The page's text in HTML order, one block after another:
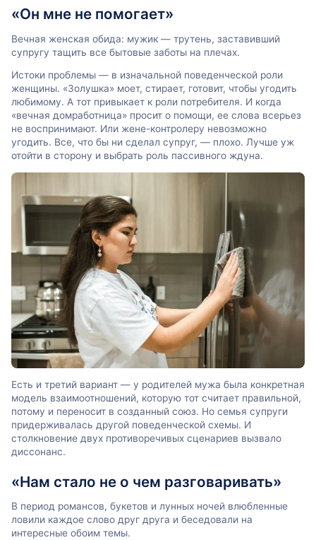
«Он мне не помогает»
Вечная женская обида: мужик — трутень, заставивший
супругу тащить все бытовые заботы на плечах.
Истоки проблемы — в изначальной поведенческой роли
женщины. «Золушка» моет, стирает, готовит, чтобы угодить
любимому. А тот привыкает к роли потребителя. И когда
«вечная домработница» просит о помощи, ее слова всерьез
не воспринимают. Или жене-контролеру невозможно
угодить. Все, что бы ни сделал супруг, ― плохо. Лучше уж
отойти в сторону и выбрать роль пассивного ждуна.
Есть и третий вариант ― у родителей мужа была конкретная
модель взаимоотношений, которую тот считает правильной,
потому и переносит в созданный союз. Но семья супруги
придерживалась другой поведенческой схемы. И
столкновение двух противоречивых сценариев вызвало
диссонанс.
«Нам стало не о чем разговаривать»
В период романсов, букетов и лунных ночей влюбленные
ловили каждое слово друг друга и беседовали на
интересные обоим темы.